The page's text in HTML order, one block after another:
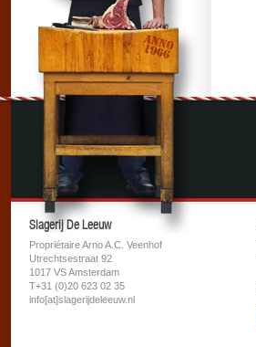
Slagerij De Leeuw
Propriétaire Arno A.C. Veenhof
Utrechtsestraat 92
1017 VS Amsterdam
T+31 (0)20 623 02 35
info[at]slagerijdeleeuw.nl